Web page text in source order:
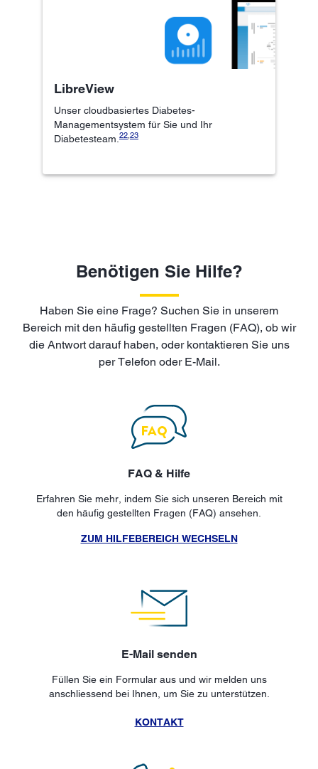
LibreView
Unser cloudbasiertes Diabetes-
Managementsystem für Sie und Ihr
Diabetesteam. 22,23
Benötigen Sie Hilfe?
Haben Sie eine Frage? Suchen Sie in unserem
Bereich mit den häufig gestellten Fragen (FAQ), ob wir
die Antwort darauf haben, oder kontaktieren Sie uns
per Telefon oder E-Mail.
FAQ & Hilfe
Erfahren Sie mehr, indem Sie sich unseren Bereich mit
den häufig gestellten Fragen (FAQ) ansehen.
ZUM HILFEBEREICH WECHSELN
E-Mail senden
Füllen Sie ein Formular aus und wir melden uns
anschliessend bei Ihnen, um Sie zu unterstützen.
KONTAKT